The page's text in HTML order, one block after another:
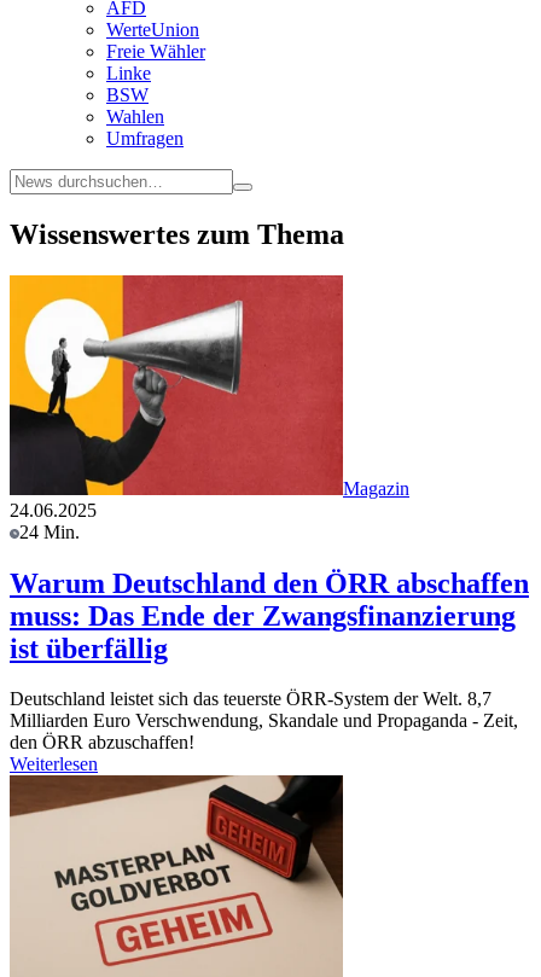
AFD
WerteUnion
Freie Wähler
Linke
BSW
Wahlen
Umfragen
Wissenswertes zum Thema
Magazin
24.06.2025
24 Min.
Warum Deutschland den ÖRR abschaffen
muss: Das Ende der Zwangsfinanzierung
ist überfällig
Deutschland leistet sich das teuerste ÖRR-System der Welt. 8,7
Milliarden Euro Verschwendung, Skandale und Propaganda - Zeit,
den ÖRR abzuschaffen!
Weiterlesen